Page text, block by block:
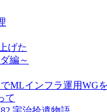
げた
編～
MLインフラ運用WG
て